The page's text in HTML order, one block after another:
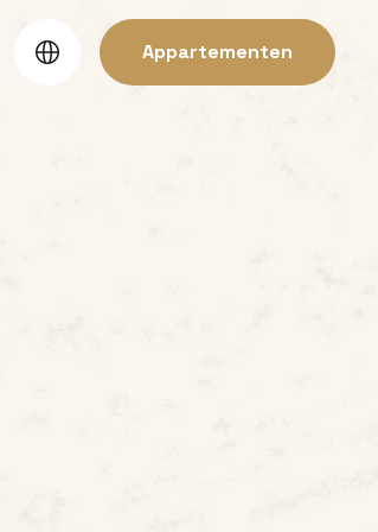
Appartementen